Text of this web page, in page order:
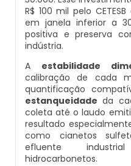
Teste De Água
Tratamento De
Tratamento Químico
Venda De Osmose
Carvão Ativado
Comprar Filtro De
Filtro De Osmose
Filtro Desferrizador
Abrandador
Desmineralizador
Filtro De Agua Alta
R$ 100 mil pelo
em janela inferior a
positiva e preserva
indústria.
A estabilidade
calibração de cada
quantificação
estanqueidade da
coleta até o laudo
resultado
como cianetos
efluente
hidrocarbonetos.